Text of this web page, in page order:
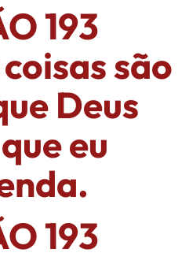
193
são
Deus
eu
193